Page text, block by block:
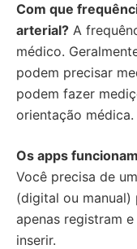
Com que
arterial? A
médico.
podem precisar
podem fazer
orientação médica.
Os apps
Você precisa de
(digital ou manual)
apenas registram
inserir.